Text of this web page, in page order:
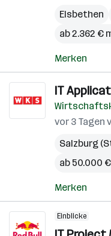
Elsbethen
ab 2.362 €
Merken
IT
vor 3
Salzburg
ab 50.000
Merken
Einblicke